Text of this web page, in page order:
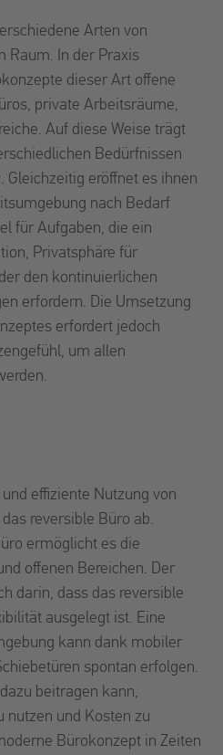
Arten von
Raum. In der Praxis
dieser Art offene
private Arbeitsräume,
Auf diese Weise trägt
Bedürfnissen
Gleichzeitig eröffnet es ihnen
nach Bedarf
für Aufgaben, die ein
Privatsphäre für
den kontinuierlichen
erfordern. Die Umsetzung
erfordert jedoch
um allen
effiziente Nutzung von
reversible Büro ab.
ermöglicht es die
offenen Bereichen. Der
darin, dass das reversible
ausgelegt ist. Eine
kann dank mobiler
spontan erfolgen.
beitragen kann,
nutzen und Kosten zu
Bürokonzept in Zeiten